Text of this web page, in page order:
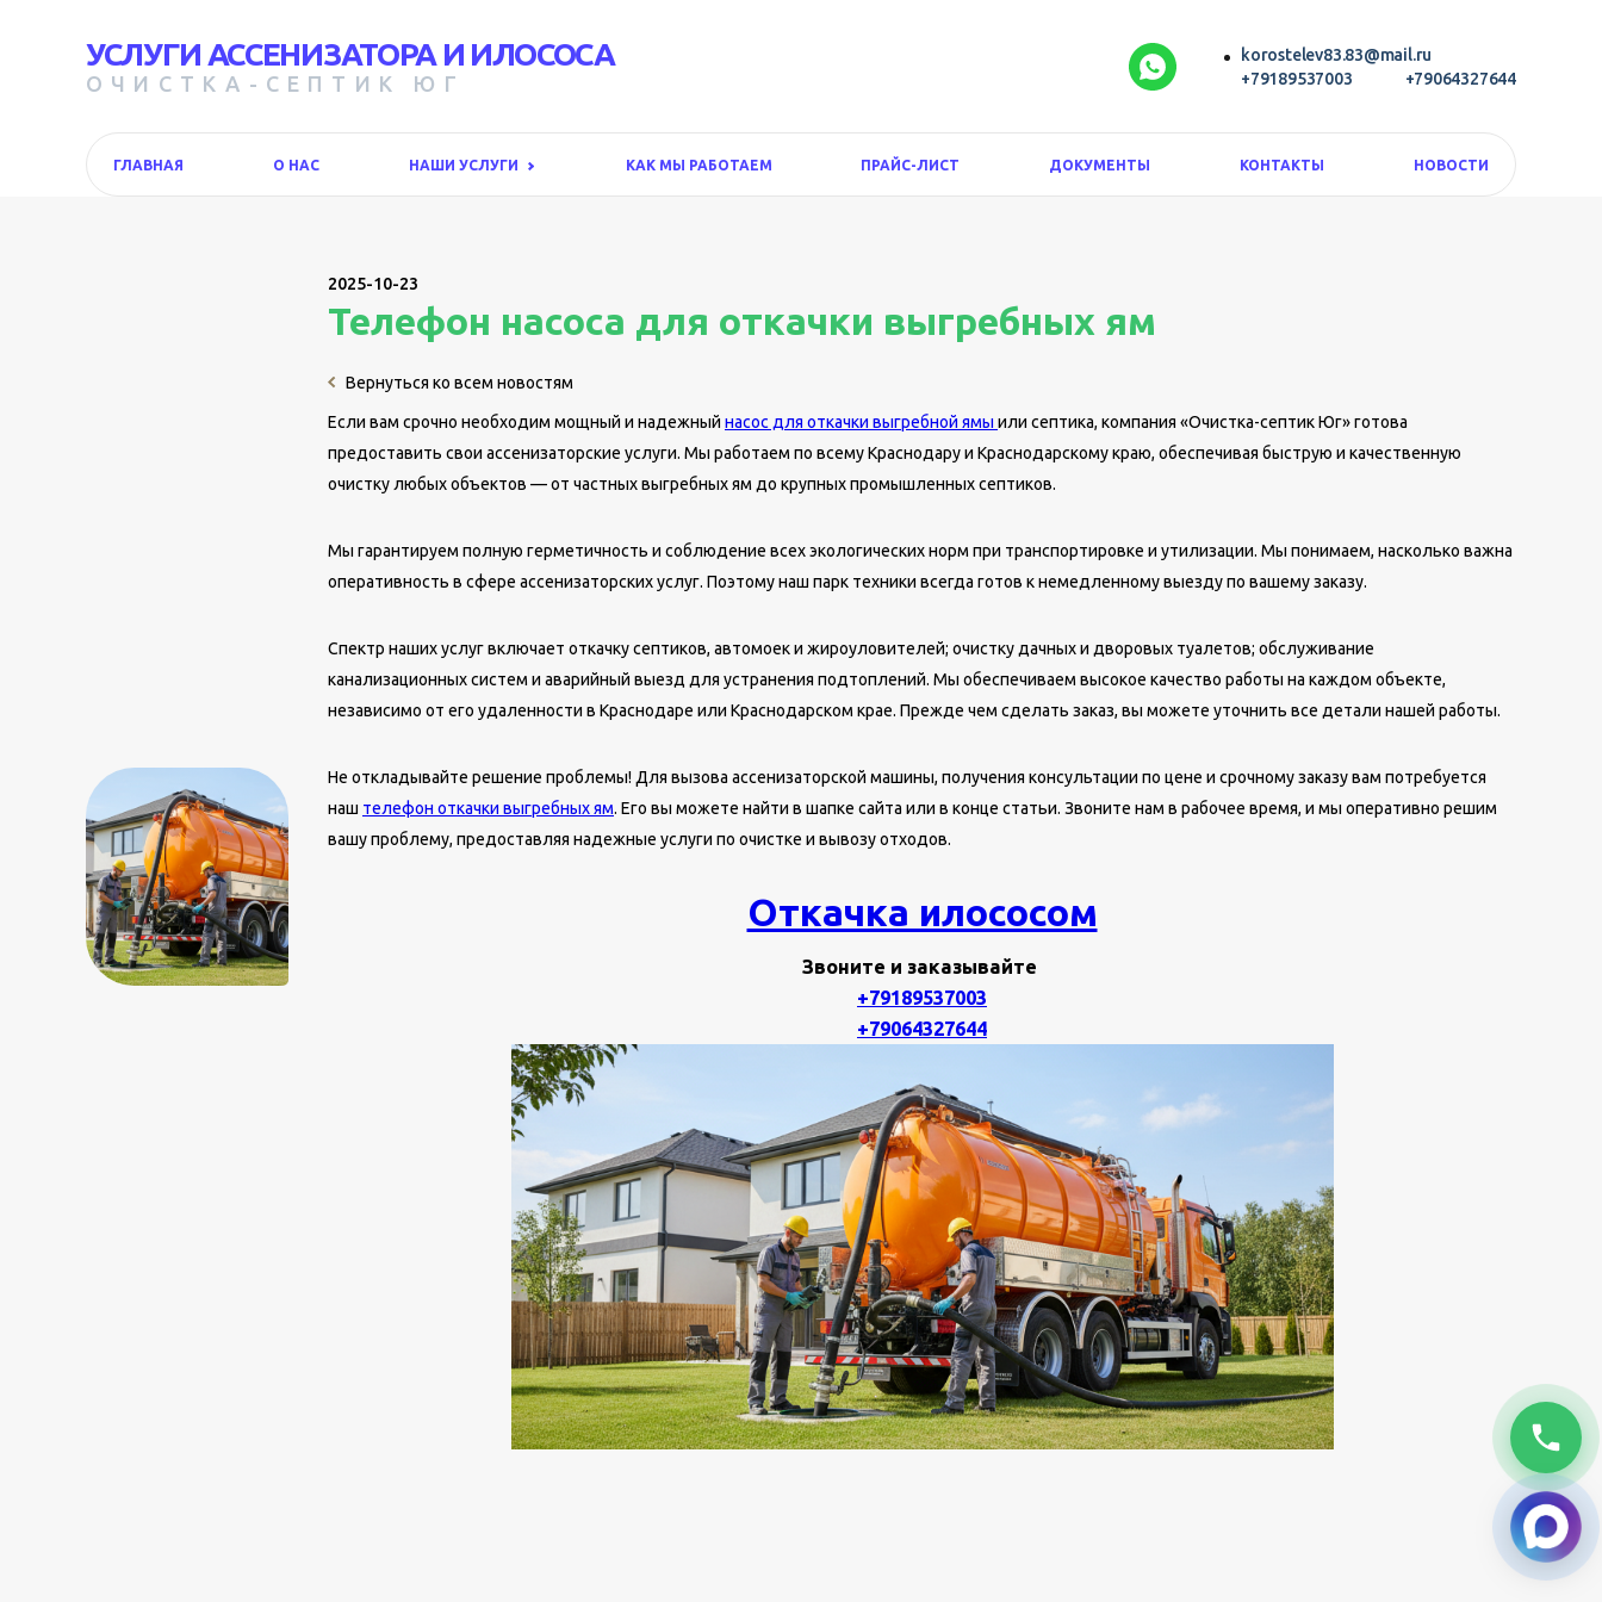
УСЛУГИ АССЕНИЗАТОРА И ИЛОСОСА
ОЧИСТКА-СЕПТИК ЮГ
korostelev83.83@mail.ru
+79189537003
+79064327644
ГЛАВНАЯ О НАС НАШИ УСЛУГИ КАК МЫ РАБОТАЕМ ПРАЙС-ЛИСТ ДОКУМЕНТЫ КОНТАКТЫ НОВОСТИ
2025-10-23
Телефон насоса для откачки выгребных ям
Вернуться ко всем новостям
Если вам срочно необходим мощный и надежный насос для откачки выгребной ямы или септика, компания «Очистка-септик Юг» готова
предоставить свои ассенизаторские услуги. Мы работаем по всему Краснодару и Краснодарскому краю, обеспечивая быструю и качественную
очистку любых объектов — от частных выгребных ям до крупных промышленных септиков.
Мы гарантируем полную герметичность и соблюдение всех экологических норм при транспортировке и утилизации. Мы понимаем, насколько важна
оперативность в сфере ассенизаторских услуг. Поэтому наш парк техники всегда готов к немедленному выезду по вашему заказу.
Спектр наших услуг включает откачку септиков, автомоек и жироуловителей; очистку дачных и дворовых туалетов; обслуживание
канализационных систем и аварийный выезд для устранения подтоплений. Мы обеспечиваем высокое качество работы на каждом объекте,
независимо от его удаленности в Краснодаре или Краснодарском крае. Прежде чем сделать заказ, вы можете уточнить все детали нашей работы.
Не откладывайте решение проблемы! Для вызова ассенизаторской машины, получения консультации по цене и срочному заказу вам потребуется
наш телефон откачки выгребных ям. Его вы можете найти в шапке сайта или в конце статьи. Звоните нам в рабочее время, и мы оперативно решим
вашу проблему, предоставляя надежные услуги по очистке и вывозу отходов.
Откачка илососом
Звоните и заказывайте
+79189537003
+79064327644